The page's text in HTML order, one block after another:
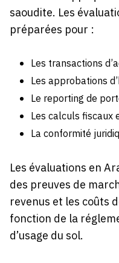
saoudite. Les
préparées pour :
Les transactions
Les approbations
Le reporting de
Les calculs fiscaux
La conformité
Les évaluations en
des preuves de
revenus et les coûts
fonction de la
d’usage du sol.